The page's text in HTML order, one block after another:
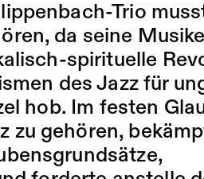
Trio
da seine
spirituelle
des Jazz für
hob. Im festen
zu gehören,